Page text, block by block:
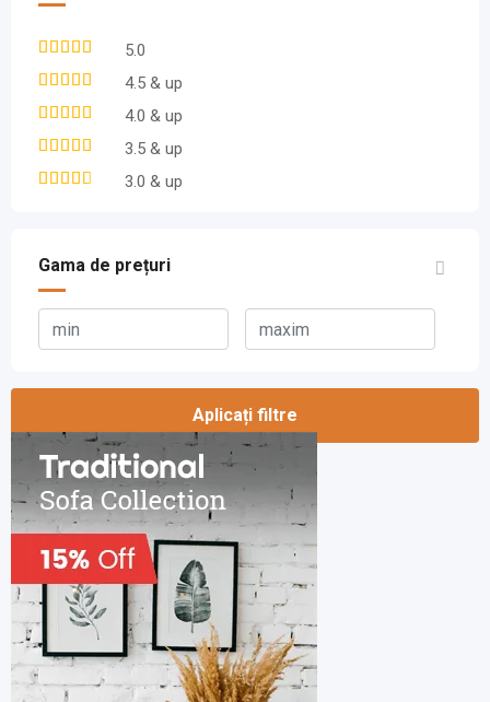
5.0
4.5 & up
4.0 & up
3.5 & up
3.0 & up
Gama de prețuri
Aplicați filtre